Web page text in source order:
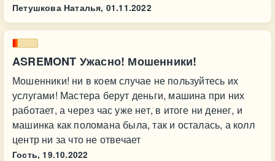
Петушкова Наталья, 01.11.2022
ASREMONT Ужасно! Мошенники!
Мошенники! ни в коем случае не пользуйтесь их
услугами! Мастера берут деньги, машина при них
работает, а через час уже нет, в итоге ни денег, и
машинка как поломана была, так и осталась, а колл
центр ни за что не отвечает
Гость, 19.10.2022